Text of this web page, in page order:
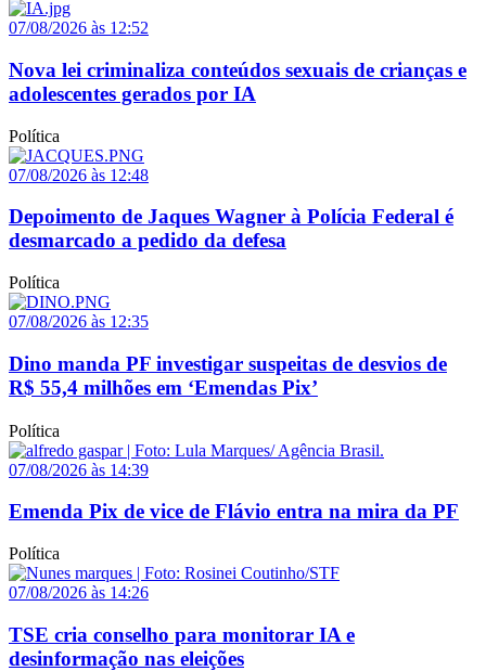
07/08/2026 às 12:52
Nova lei criminaliza conteúdos sexuais de crianças e
adolescentes gerados por IA
Política
07/08/2026 às 12:48
Depoimento de Jaques Wagner à Polícia Federal é
desmarcado a pedido da defesa
Política
07/08/2026 às 12:35
Dino manda PF investigar suspeitas de desvios de
R$ 55,4 milhões em ‘Emendas Pix’
Política
07/08/2026 às 14:39
Emenda Pix de vice de Flávio entra na mira da PF
Política
07/08/2026 às 14:26
TSE cria conselho para monitorar IA e
desinformação nas eleições